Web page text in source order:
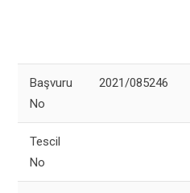
Başvuru
No
2021/085246
Tescil
No